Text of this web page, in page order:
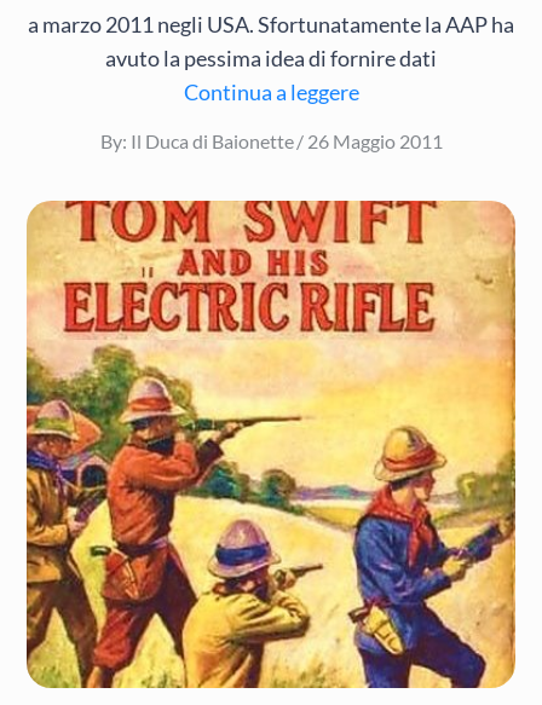
a marzo 2011 negli USA. Sfortunatamente la AAP ha
avuto la pessima idea di fornire dati
Continua a leggere
By: Il Duca di Baionette
Posted
26 Maggio 2011